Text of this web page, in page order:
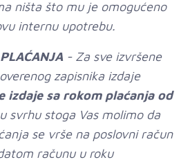
ništa što mu je omogućeno
internu upotrebu.
- Za sve izvršene
zapisnika izdaje
izdaje sa rokom plaćanja od
svrhu stoga Vas molimo da
se vrše na poslovni račun
računu u roku